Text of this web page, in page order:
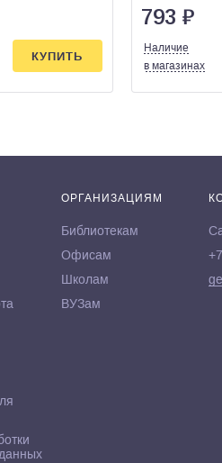
КУПИТЬ
793 ₽
Наличие
в магазинах
ОРГАНИЗАЦИЯМ
Библиотекам
Офисам
Школам
ВУЗам